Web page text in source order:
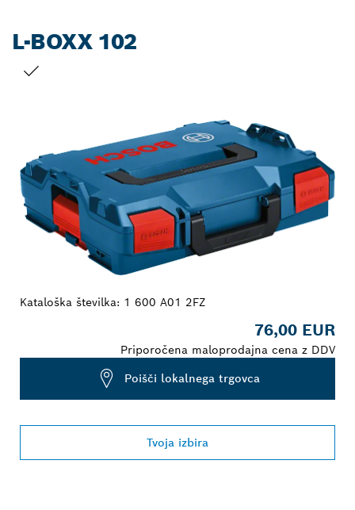
L-BOXX 102
Kataloška številka: 1 600 A01 2FZ
76,00 EUR
Priporočena maloprodajna cena z DDV
Poišči lokalnega trgovca
Tvoja izbira